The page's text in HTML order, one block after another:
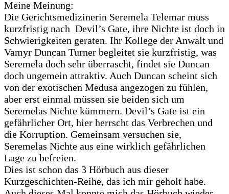
Meine Meinung:
Die Gerichtsmedizinerin Seremela Telemar muss
kurzfristig nach Devil’s Gate, ihre Nichte ist doch in
Schwierigkeiten geraten. Ihr Kollege der Anwalt und
Vamyr Duncan Turner begleitet sie kurzfristig, was
Seremela doch sehr überrascht, findet sie Duncan
doch ungemein attraktiv. Auch Duncan scheint sich
von der exotischen Medusa angezogen zu fühlen,
aber erst einmal müssen sie beiden sich um
Seremelas Nichte kümmern. Devil’s Gate ist ein
gefährlicher Ort, hier herrscht das Verbrechen und
die Korruption. Gemeinsam versuchen sie,
Seremelas Nichte aus eine wirklich gefährlichen
Lage zu befreien.
Dies ist schon das 3 Hörbuch aus dieser
Kurzgeschichten-Reihe, das ich mir geholt habe.